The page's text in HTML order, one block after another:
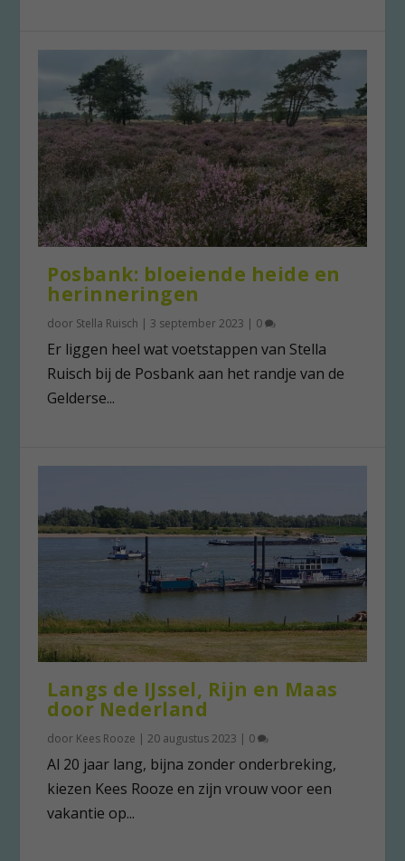
Posbank: bloeiende heide en
herinneringen
door Stella Ruisch | 3 september 2023 | 0
Er liggen heel wat voetstappen van Stella
Ruisch bij de Posbank aan het randje van de
Gelderse...
Langs de IJssel, Rijn en Maas
door Nederland
door Kees Rooze |20 augustus 2023 | 0
Al 20 jaar lang, bijna zonder onderbreking,
kiezen Kees Rooze en zijn vrouw voor een
vakantie op...